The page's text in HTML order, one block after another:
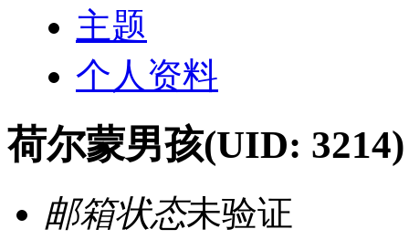
主题
个人资料
荷尔蒙男孩(UID: 3214)
邮箱状态未验证